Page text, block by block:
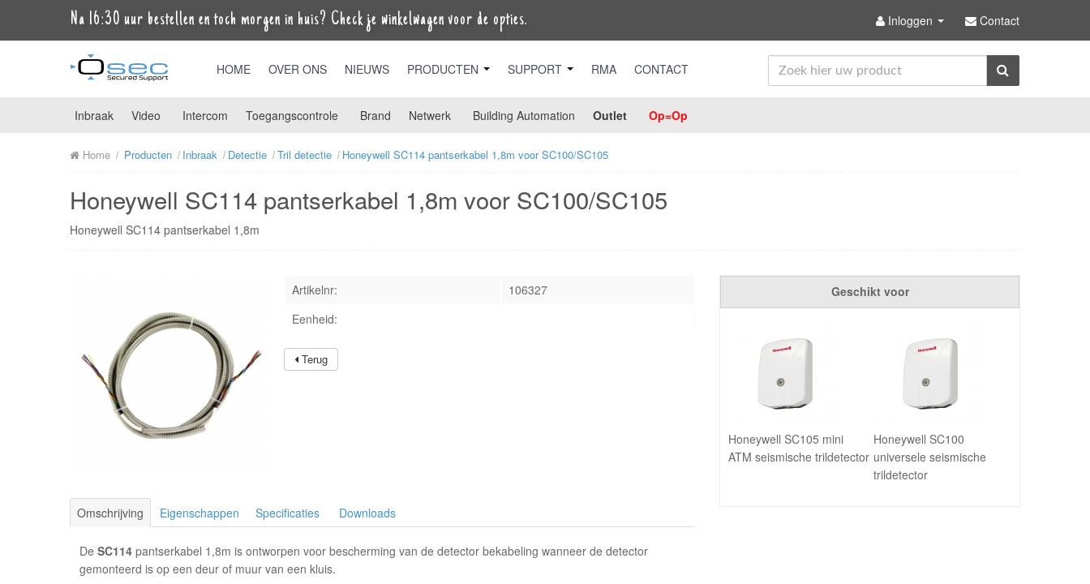
Na 16:30 uur bestellen en toch morgen in huis? Check je winkelwagen voor de opties. Inloggen Contact
HOME OVER ONS NIEUWS PRODUCTEN SUPPORT RMA CONTACT
Inbraak Video Intercom Toegangscontrole Brand Netwerk Building Automation Outlet Op=Op
Home Producten Inbraak Detectie Tril detectie Honeywell SC114 pantserkabel 1,8m voor SC100/SC105
Honeywell SC114 pantserkabel 1,8m voor SC100/SC105
Honeywell SC114 pantserkabel 1,8m
Artikelnr:
106327
Eenheid:
Terug
Omschrijving Eigenschappen Specificaties Downloads
De SC114 pantserkabel 1,8m is ontworpen voor bescherming van de detector bekabeling wanneer de detector
gemonteerd is op een deur of muur van een kluis.
Geschikt voor
Honeywell SC105 mini
ATM seismische trildetector
Honeywell SC100
universele seismische
trildetector